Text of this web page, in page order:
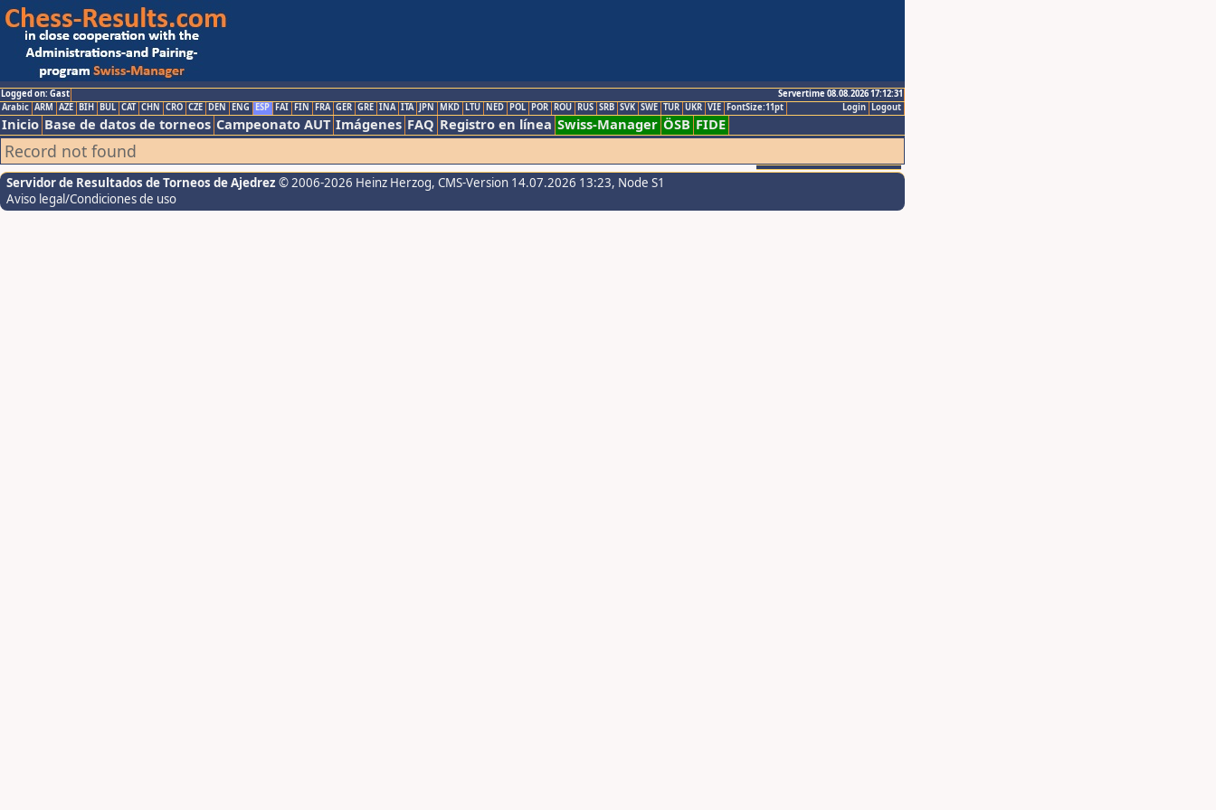
Logged on: Gast
Servertime 08.08.2026 17:12:31
Logout
Login
Arabic ARM AZE BIH BUL CAT CHN CRO CZE DEN ENG ESP FAI FIN FRA GER GRE INA ITA JPN MKD LTU NED POL POR ROU RUS SRB SVK SWE TUR UKR VIE FontSize:11pt
Inicio Base de datos de torneos Campeonato AUT Imágenes FAQ Registro en línea Swiss-Manager ÖSB FIDE
Record not found
Servidor de Resultados de Torneos de Ajedrez © 2006-2026 Heinz Herzog, CMS-Version 14.07.2026 13:23, Node S1
Aviso legal/Condiciones de uso